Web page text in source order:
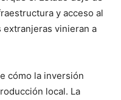
y acceso al
vinieran a
cómo la inversión
local. La